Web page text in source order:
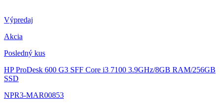
Výpredaj
Akcia
Posledný kus
HP ProDesk 600 G3 SFF Core i3 7100 3.9GHz/8GB RAM/256GB
SSD
NPR3-MAR00853